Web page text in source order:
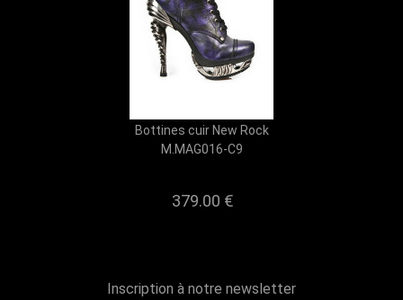
Bottines cuir New Rock
M.MAG016-C9
379.00 €
Inscription à notre newsletter